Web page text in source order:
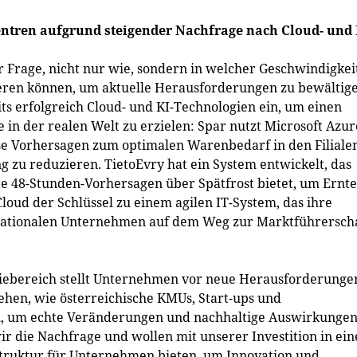
aufgrund steigender Nachfrage nach Cloud- und
nicht nur wie, sondern in welcher
können, um aktuelle Herausforderungen zu
erfolgreich Cloud- und KI-Technologien ein, um einen
der realen Welt zu erzielen: Spar nutzt Microsoft
zum optimalen Warenbedarf in den
reduzieren. TietoEvry hat ein System entwickelt, das
Stunden-Vorhersagen über Spätfrost bietet, um
der Schlüssel zu einem agilen IT-System, das ihre
Unternehmen auf dem Weg zur
stellt Unternehmen vor neue
wie österreichische KMUs, Start-ups und
echte Veränderungen und nachhaltige
die Nachfrage und wollen mit unserer Investition in